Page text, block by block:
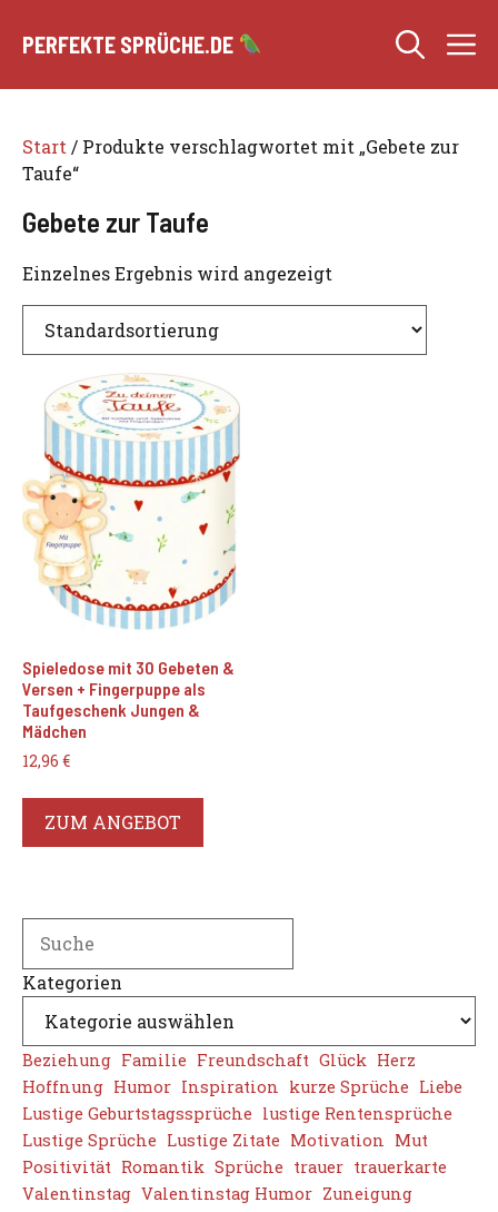
Inhalt
PERFEKTE SPRÜCHE.DE
Start / Produkte verschlagwortet mit „Gebete zur
Taufe“
Gebete zur Taufe
Einzelnes Ergebnis wird angezeigt
Spieledose mit 30 Gebeten &
Versen + Fingerpuppe als
Taufgeschenk Jungen &
Mädchen
12,96 €
ZUM ANGEBOT
Kategorien
Beziehung Familie Freundschaft Glück Herz
Hoffnung Humor Inspiration kurze Sprüche Liebe
Lustige Geburtstagssprüche lustige Rentensprüche
Lustige Sprüche Lustige Zitate Motivation
Mut
Positivität Romantik Sprüche trauer trauerkarte
Valentinstag Valentinstag Humor Zuneigung